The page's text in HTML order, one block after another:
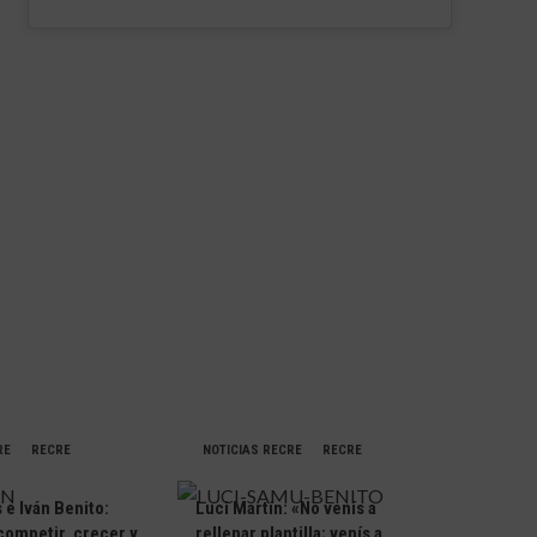
RECRE
e Iván Benito:
NOTICIAS RECRE RECRE
Luci Martín: «No venís a